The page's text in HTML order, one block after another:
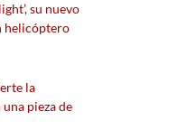
su nuevo
helicóptero
la
pieza de